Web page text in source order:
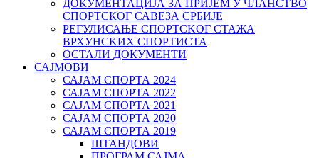
ДОКУМЕНТАЦИЈА ЗА ПРИЈЕМ У ЧЛАНСТВО
СПОРТСКОГ САВЕЗА СРБИЈЕ
РЕГУЛИСАЊЕ СПОРТСKОГ СТАЖА
ВРХУНСKИХ СПОРТИСТА
ОСТАЛИ ДОКУМЕНТИ
САЈМОВИ
САЈАМ СПОРТА 2024
САЈАМ СПОРТА 2022
САЈАМ СПОРТА 2021
САЈАМ СПОРТА 2020
САЈАМ СПОРТА 2019
ШТАНДОВИ